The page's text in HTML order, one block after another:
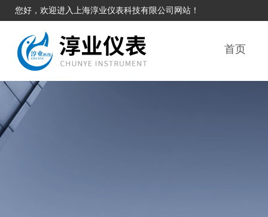
您好，欢迎进入上海淳业仪表科技有限公司网站！
首页